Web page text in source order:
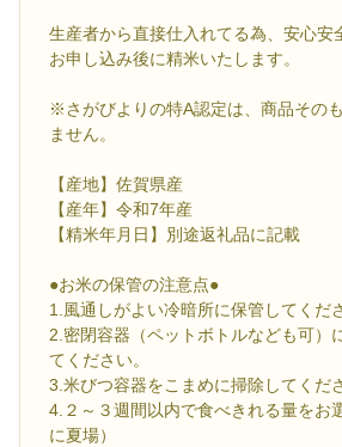
生産者から直接仕入れてる為、安心安
お申し込み後に精米いたします。
※さがびよりの特A認定は、商品その
ません。
【産地】佐賀県産
【産年】令和7年産
【精米年月日】別途返礼品に記載
●お米の保管の注意点●
1.風通しがよい冷暗所に保管してくだ
2.密閉容器（ペットボトルなども可）
てください。
3.米びつ容器をこまめに掃除してくだ
4.２～３週間以内で食べきれる量をお
に夏場）